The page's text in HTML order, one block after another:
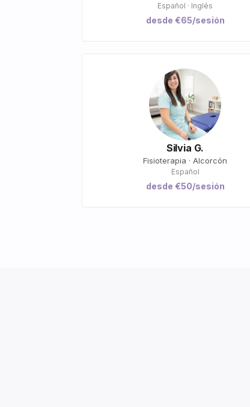
Español · Inglés
desde €65/sesión
Silvia G.
Fisioterapia · Alcorcón
Español
desde €50/sesión